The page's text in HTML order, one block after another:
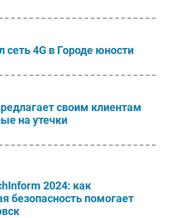
сеть 4G в Городе юности
своим клиентам
на утечки
2024: как
безопасность помогает